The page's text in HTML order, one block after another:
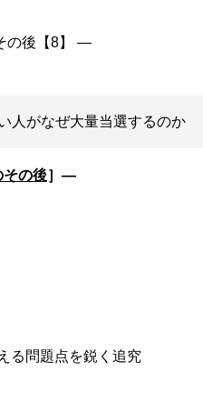
― 「タダの人」になった元国会議員のその後【8】 ―
人がなぜ大量当選するのか
その後］―
る問題点を鋭く追究